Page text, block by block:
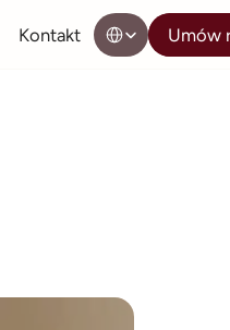
Kontakt
Select Language
Umów